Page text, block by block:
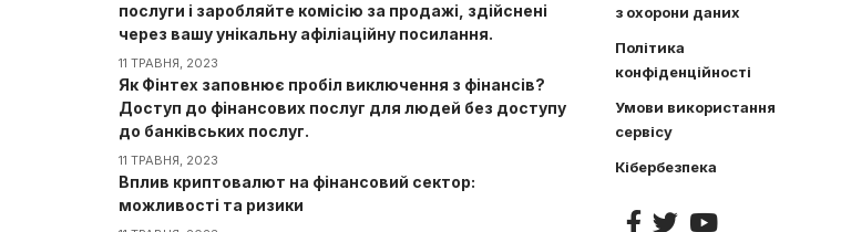
послуги і заробляйте комісію за продажі, здійснені
через вашу унікальну афіліаційну посилання.
11 ТРАВНЯ, 2023
Як Фінтех заповнює пробіл виключення з фінансів?
Доступ до фінансових послуг для людей без доступу
до банківських послуг.
11 ТРАВНЯ, 2023
Вплив криптовалют на фінансовий сектор:
можливості та ризики
з охорони даних
Політика
конфіденційності
Умови використання
сервісу
Кібербезпека